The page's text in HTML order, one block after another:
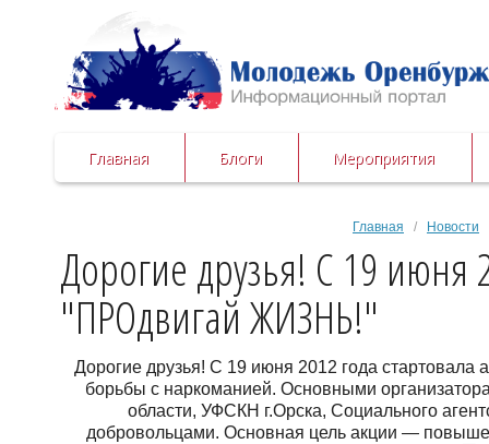
Главная Блоги Мероприятия
Главная / Новости
Дорогие друзья! С 19 июня
"ПРОдвигай ЖИЗНЬ!"
Дорогие друзья! С 19 июня 2012 года
борьбы с наркоманией. Основными
области, УФСКН г.Орска, Социального
добровольцами. Основная цель акции —